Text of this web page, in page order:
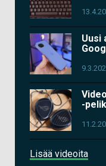
Uusi
-
Lisää videoita